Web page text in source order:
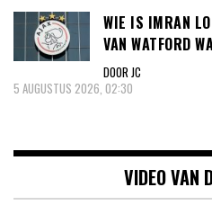
WIE IS IMRAN
VAN WATFORD
DOOR JC
5 AUGUSTUS 2026, 02:30
VIDEO VAN